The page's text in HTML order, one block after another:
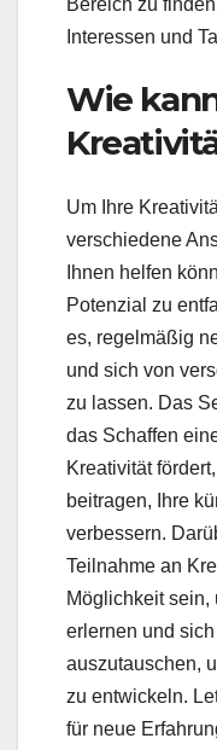
Bereich zu
Interessen und
Wie
Um Ihre
verschiedene
Ihnen helfen
Potenzial zu
es, regelmäßig
und sich von
zu lassen. Das
das Schaffen
Kreativität
beitragen, Ihre
verbessern.
Teilnahme an
Möglichkeit sein,
erlernen und
auszutauschen,
zu entwickeln.
für neue